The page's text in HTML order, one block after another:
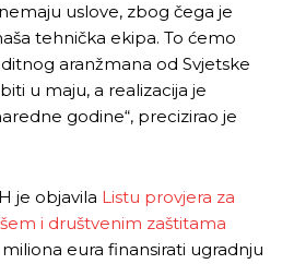
uslove, zbog čega je
tehnička ekipa. To ćemo
aranžmana od Svjetske
u maju, a realizacija je
godine“, precizirao je
je objavila Listu provjera za
i društvenim zaštitama
eura finansirati ugradnju